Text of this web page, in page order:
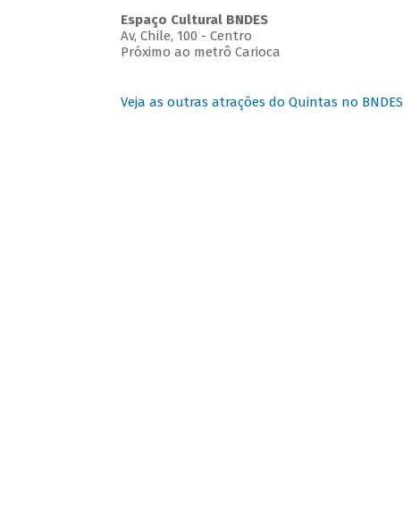
Espaço Cultural BNDES
Av, Chile, 100 - Centro
Próximo ao metrô Carioca
Veja as outras atrações do Quintas no BNDES